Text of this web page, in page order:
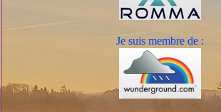
Je suis membre de :